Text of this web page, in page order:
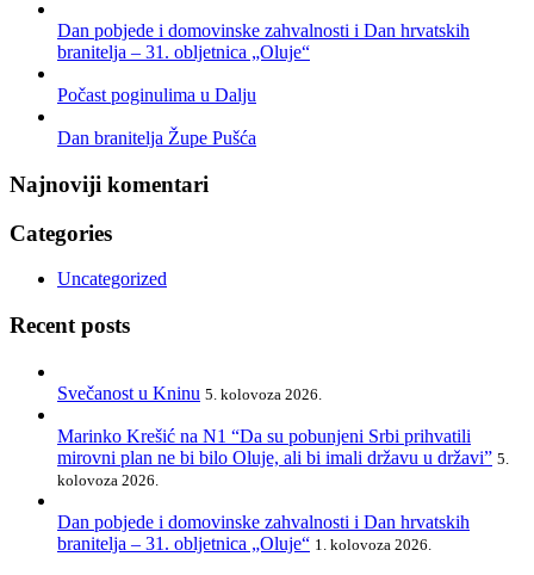
Dan pobjede i domovinske zahvalnosti i Dan hrvatskih
branitelja – 31. obljetnica „Oluje“
Počast poginulima u Dalju
Dan branitelja Župe Pušća
Najnoviji komentari
Categories
Uncategorized
Recent posts
Svečanost u Kninu 5. kolovoza 2026.
Marinko Krešić na N1 “Da su pobunjeni Srbi prihvatili
mirovni plan ne bi bilo Oluje, ali bi imali državu u državi” 5.
kolovoza 2026.
Dan pobjede i domovinske zahvalnosti i Dan hrvatskih
branitelja – 31. obljetnica „Oluje“ 1. kolovoza 2026.